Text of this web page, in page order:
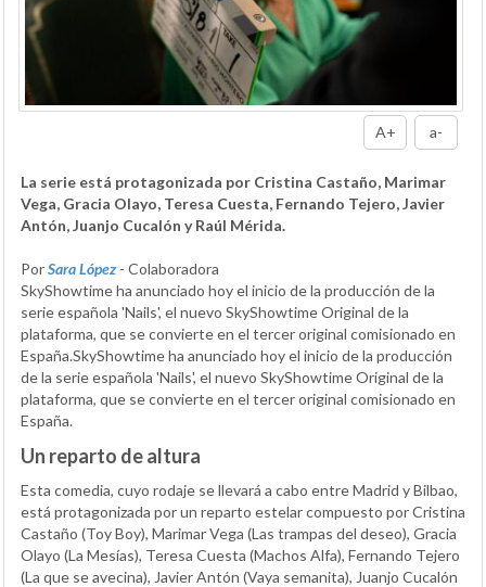
A+ a-
La serie está protagonizada por Cristina Castaño, Marimar
Vega, Gracia Olayo, Teresa Cuesta, Fernando Tejero, Javier
Antón, Juanjo Cucalón y Raúl Mérida.
PorSara López - Colaboradora
SkyShowtime ha anunciado hoy el inicio de la producción de la
serie española 'Nails', el nuevo SkyShowtime Original de la
plataforma, que se convierte en el tercer original comisionado en
España.SkyShowtime ha anunciado hoy el inicio de la producción
de la serie española 'Nails', el nuevo SkyShowtime Original de la
plataforma, que se convierte en el tercer original comisionado en
España.
Un reparto de altura
Esta comedia, cuyo rodaje se llevará a cabo entre Madrid y Bilbao,
está protagonizada por un reparto estelar compuesto por Cristina
Castaño (Toy Boy), Marimar Vega (Las trampas del deseo), Gracia
Olayo (La Mesías), Teresa Cuesta (Machos Alfa), Fernando Tejero
(La que se avecina), Javier Antón (Vaya semanita), Juanjo Cucalón